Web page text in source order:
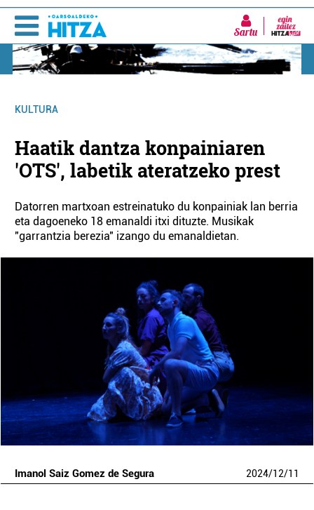
Sartu
KULTURA
Haatik dantza konpainiaren
'OTS', labetik ateratzeko prest
Datorren martxoan estreinatuko du konpainiak lan berria
eta dagoeneko 18 emanaldi itxi dituzte. Musikak
"garrantzia berezia" izango du emanaldietan.
Imanol Saiz Gomez de Segura 2024/12/11